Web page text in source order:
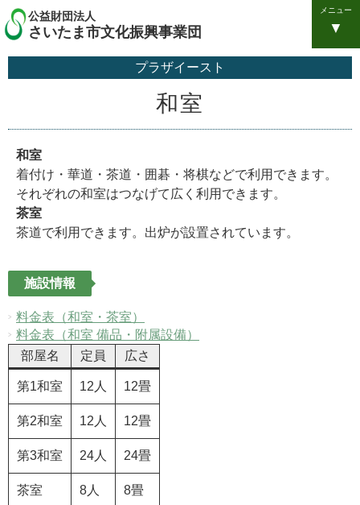
公益財団法人
さいたま市文化振興事業団
メニュー
プラザイースト
和室
和室
着付け・華道・茶道・囲碁・将棋などで利用できます。
それぞれの和室はつなげて広く利用できます。
茶室
茶道で利用できます。出炉が設置されています。
施設情報
料金表（和室・茶室）
料金表（和室 備品・附属設備）
部屋名
定員 広さ
第1和室 12人 12畳
第2和室 12人 12畳
第3和室 24人 24畳
茶室 8人 8畳